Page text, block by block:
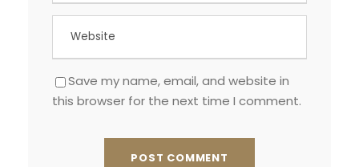
Save my name, email, and website in
this browser for the next time I comment.